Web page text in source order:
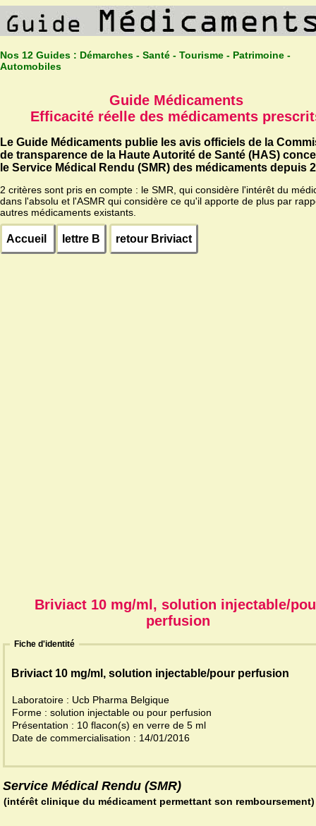
Nos 12 Guides : Démarches - Santé - Tourisme - Patrimoine -
Automobiles
Guide Médicaments
Efficacité réelle des médicaments
Le Guide Médicaments publie les avis officiels de la
de transparence de la Haute Autorité de Santé (HAS)
le Service Médical Rendu (SMR) des médicaments depuis
2 critères sont pris en compte : le SMR, qui considère l'intérêt du
dans l'absolu et l'ASMR qui considère ce qu'il apporte de plus par
autres médicaments existants.
Accueil lettre B retour Briviact
Briviact 10 mg/ml, solution injectable/
perfusion
Fiche d'identité
Briviact 10 mg/ml, solution injectable/pour perfusion
Laboratoire : Ucb Pharma Belgique
Forme : solution injectable ou pour perfusion
Présentation : 10 flacon(s) en verre de 5 ml
Date de commercialisation : 14/01/2016
Service Médical Rendu (SMR)
(intérêt clinique du médicament permettant son remboursement)